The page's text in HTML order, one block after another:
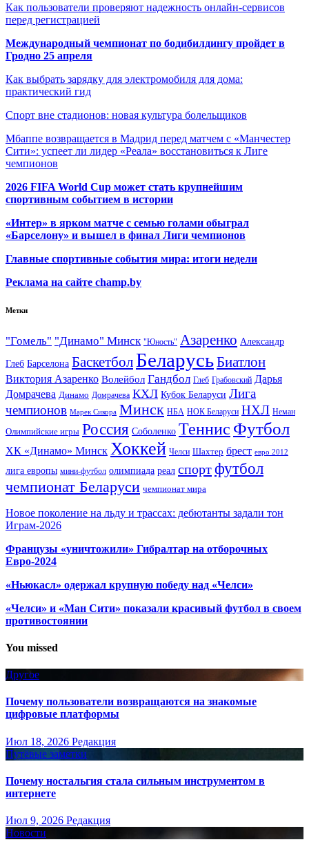
Как пользователи проверяют надежность онлайн-сервисов
перед регистрацией
Международный чемпионат по бодибилдингу пройдет в
Гродно 25 апреля
Как выбрать зарядку для электромобиля для дома:
практический гид
Спорт вне стадионов: новая культура болельщиков
Мбаппе возвращается в Мадрид перед матчем с «Манчестер
Сити»: успеет ли лидер «Реала» восстановиться к Лиге
чемпионов
2026 FIFA World Cup может стать крупнейшим
спортивным событием в истории
«Интер» в ярком матче с семью голами обыграл
«Барселону» и вышел в финал Лиги чемпионов
Главные спортивные события мира: итоги недели
Реклама на сайте champ.by
Метки
"Гомель" "Динамо" Минск "Юность" Азаренко Александр
Глеб Барселона Баскетбол БеларусьБиатлон
Виктория Азаренко Волейбол Гандбол Глеб Грабовский Дарья
Домрачева Динамо Домрачева КХЛ Кубок Беларуси Лига
чемпионов Марек Сикора Минск НБА НОК Беларуси НХЛ Неман
Олимпийские игры Россия Соболенко Теннис Футбол
ХК «Динамо» Минск Хоккей Челси Шахтер брест евро 2012
лига европы мини-футбол олимпиада реал спортфутбол
чемпионат Беларуси чемпионат мира
Новое поколение на льду и трассах: дебютанты задали тон
Играм-2026
Французы «уничтожили» Гибралтар на отборочных
Евро-2024
«Ньюкасл» одержал крупную победу над «Челси»
«Челси» и «Ман Сити» показали красивый футбол в своем
противостоянии
You missed
Другое
Почему пользователи возвращаются на знакомые
цифровые платформы
Июл 18, 2026 Редакция
Путёвые заметки
Почему ностальгия стала сильным инструментом в
интернете
Июл 9, 2026 Редакция
Новости